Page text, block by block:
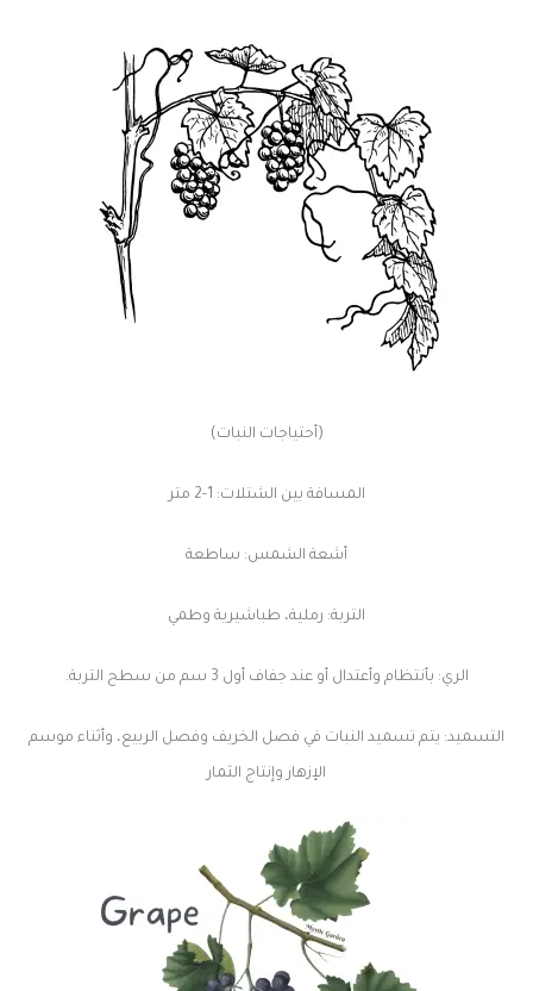
(أحتياجات النبات)
المسافة بين الشتلات: 1-2 متر
أشعة الشمس: ساطعة
التربة: رملية، طباشيرية وطمي
الري: بأنتظام وأعتدال أو عند جفاف أول 3 سم من سطح التربة.
التسميد: يتم تسميد النبات في فصل الخريف وفصل الربيع، وأثناء موسم
الإزهار وإنتاج الثمار